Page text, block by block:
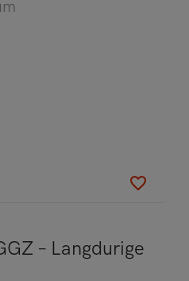
– Langdurige